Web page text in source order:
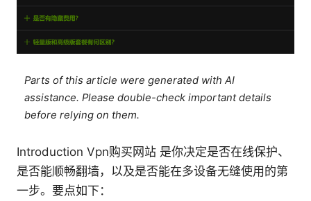
Parts of this article were generated with AI
assistance. Please double-check important details
before relying on them.
Introduction Vpn购买网站 是你决定是否在线保护、
是否能顺畅翻墙，以及是否能在多设备无缝使用的第
一步。要点如下：